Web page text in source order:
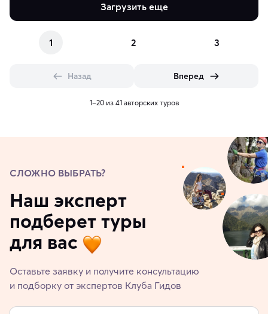
Загрузить еще
1 2 3
Назад Вперед
1–20 из 41 авторских туров
СЛОЖНО ВЫБРАТЬ?
Наш эксперт
подберет туры
для вас
Оставьте заявку и получите консультацию
и подборку от экспертов Клуба Гидов